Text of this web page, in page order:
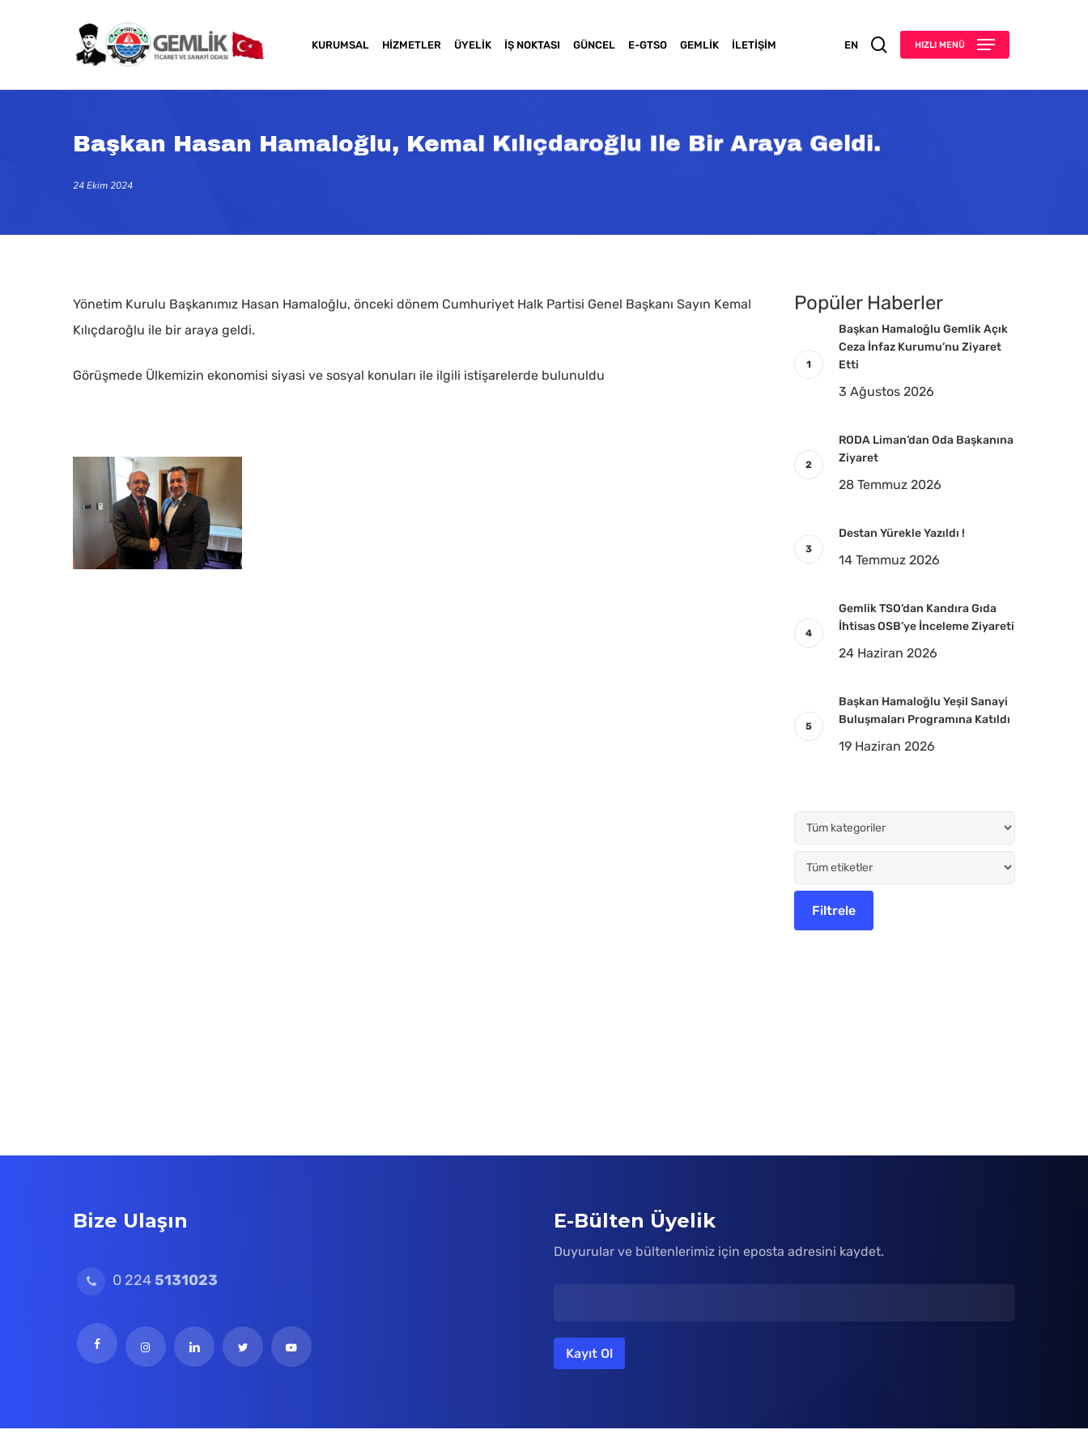
content
Kapatmak için arama veya ESC için enter tuşuna basınız
KURUMSAL HIZMETLER ÜYELIK İŞ NOKTASI GÜNCEL E-GTSO GEMLIK İLETIŞIM EN searchHIZLI MENÜ
Başkan Hasan Hamaloğlu, Kemal Kılıçdaroğlu Ile Bir Araya Geldi.
24 Ekim 2024
Yönetim Kurulu Başkanımız Hasan Hamaloğlu, önceki dönem Cumhuriyet Halk Partisi Genel Başkanı Sayın Kemal
Kılıçdaroğlu ile bir araya geldi.
Görüşmede Ülkemizin ekonomisi siyasi ve sosyal konuları ile ilgili istişarelerde bulunuldu
WhatsApp
Görsel
Popüler Haberler
Başkan Hamaloğlu Gemlik Açık
Ceza İnfaz Kurumu’nu Ziyaret
Etti
3 Ağustos 2026
RODA Liman’dan Oda Başkanına
Ziyaret
28 Temmuz 2026
Destan Yürekle Yazıldı !
14 Temmuz 2026
Gemlik TSO’dan Kandıra Gıda
İhtisas OSB’ye İnceleme Ziyareti
24 Haziran 2026
Başkan Hamaloğlu Yeşil Sanayi
Buluşmaları Programına Katıldı
19 Haziran 2026
Bize Ulaşın
0 2245131023
E-Bülten Üyelik
Duyurular ve bültenlerimiz için eposta adresini kaydet.